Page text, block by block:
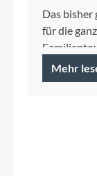
Das bisher
für die
Mehr